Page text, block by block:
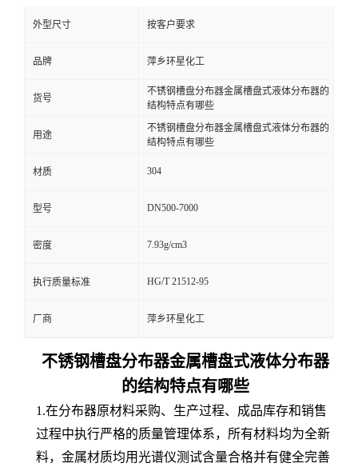
外型尺寸 按客户要求
品牌 萍乡环星化工
货号
不锈钢槽盘分布器金属槽盘式液体分布器的
结构特点有哪些
用途
不锈钢槽盘分布器金属槽盘式液体分布器的
结构特点有哪些
材质 304
型号 DN500-7000
密度 7.93g/cm3
执行质量标准 HG/T 21512-95
厂商 萍乡环星化工
不锈钢槽盘分布器金属槽盘式液体分布器
的结构特点有哪些
1.在分布器原材料采购、生产过程、成品库存和销售
过程中执行严格的质量管理体系，所有材料均为全新
料，金属材质均用光谱仪测试含量合格并有健全完善